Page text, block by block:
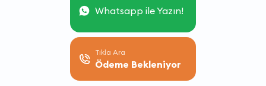
Whatsapp ile Yazın!
Tıkla Ara
Ödeme Bekleniyor